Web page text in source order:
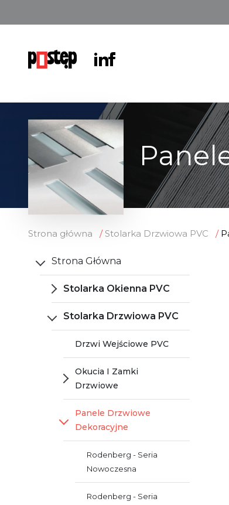
Strona główna Stolarka Drzwiowa PVC
Strona Główna
Stolarka Okienna PVC
Stolarka Drzwiowa PVC
Drzwi Wejściowe PVC
Okucia I Zamki
Drzwiowe
Panele Drzwiowe
Dekoracyjne
Rodenberg - Seria
Nowoczesna
Rodenberg - Seria